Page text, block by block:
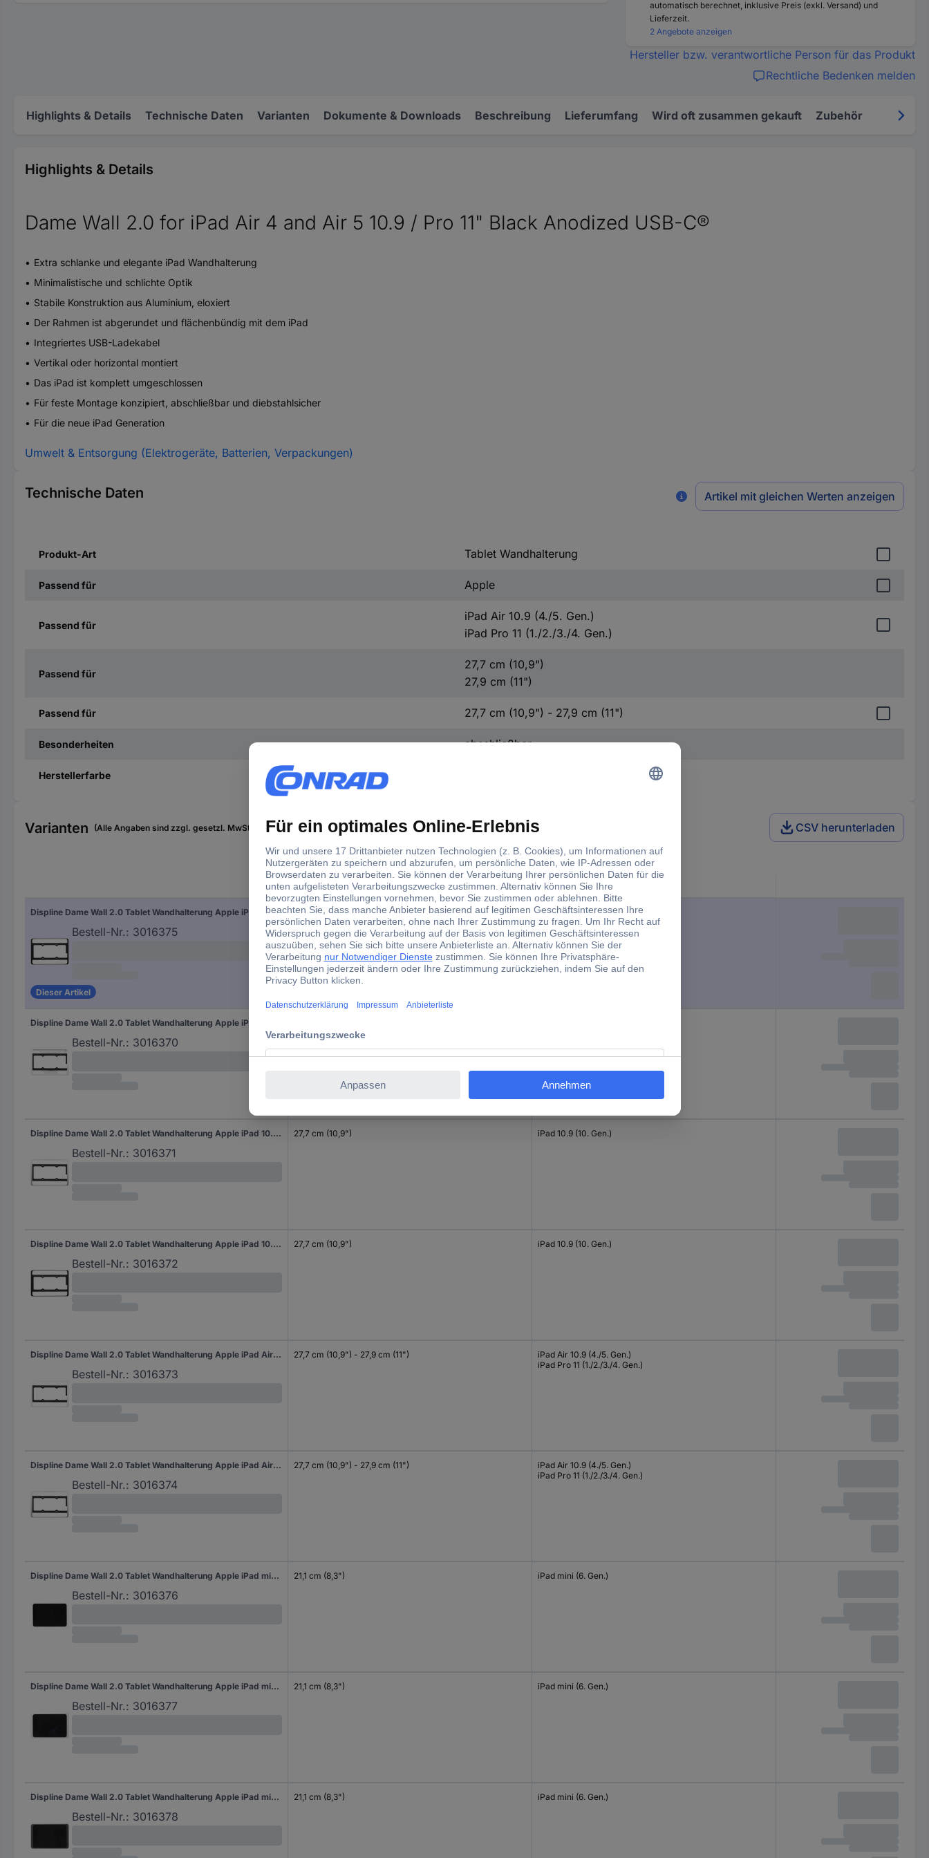
automatisch berechnet, inklusive Preis (exkl. Versand) und
Lieferzeit.
2 Angebote anzeigen
Hersteller bzw. verantwortliche Person für das Produkt
Rechtliche Bedenken melden
Highlights & Details Technische Daten Varianten Dokumente & Downloads Beschreibung Lieferumfang Wird oft zusammen gekauft Zubehör
Highlights & Details
Dame Wall 2.0 for iPad Air 4 and Air 5 10.9 / Pro 11" Black Anodized USB-C®
Extra schlanke und elegante iPad Wandhalterung
Minimalistische und schlichte Optik
Stabile Konstruktion aus Aluminium, eloxiert
Der Rahmen ist abgerundet und flächenbündig mit dem iPad
Integriertes USB-Ladekabel
Vertikal oder horizontal montiert
Das iPad ist komplett umgeschlossen
Für feste Montage konzipiert, abschließbar und diebstahlsicher
Für die neue iPad Generation
Umwelt & Entsorgung (Elektrogeräte, Batterien, Verpackungen)
Technische Daten Artikel mit gleichen Werten anzeigen
Produkt-Art Tablet Wandhalterung
Passend für Apple
Passend für
iPad Air 10.9 (4./5. Gen.)
iPad Pro 11 (1./2./3./4. Gen.)
Passend für
27,7 cm (10,9")
27,9 cm (11")
Passend für 27,7 cm (10,9") - 27,9 cm (11")
Besonderheiten abschließbar
Herstellerfarbe
Varianten (Alle Angaben sind zzgl. gesetzl. MwSt., zzgl. Versand) CSV herunterladen
Passend für Passend für
Displine Dame Wall 2.0 Tablet Wandhalterung Apple iPad Air 10.9 (4./5. Gen.), iPad Pro 11 (1./2./3./4. Gen.) 27,7 cm (10,9") - 27,9 cm (11")
Bestell-Nr.: 3016375
Dieser Artikel
27,7 cm (10,9") - 27,9 cm (11")
iPad Air 10.9 (4./5. Gen.)
iPad Pro 11 (1./2./3./4. Gen.)
Bestell-Nr.: 3016370
Displine Dame Wall 2.0 Tablet Wandhalterung Apple iPad 10.9 (10. Gen.) 27,7 cm (10,9")
Bestell-Nr.: 3016371
27,7 cm (10,9") iPad 10.9 (10. Gen.)
Displine Dame Wall 2.0 Tablet Wandhalterung Apple iPad 10.9 (10. Gen.) 27,7 cm (10,9")
Bestell-Nr.: 3016372
27,7 cm (10,9") iPad 10.9 (10. Gen.)
Displine Dame Wall 2.0 Tablet Wandhalterung Apple iPad Air 10.9 (4./5. Gen.), iPad Pro 11 (1./2./3./4. Gen.) 27,7 cm (10,9") - 27,9 cm (11")
Bestell-Nr.: 3016373
27,7 cm (10,9") - 27,9 cm (11")
iPad Air 10.9 (4./5. Gen.)
iPad Pro 11 (1./2./3./4. Gen.)
Displine Dame Wall 2.0 Tablet Wandhalterung Apple iPad Air 10.9 (4./5. Gen.), iPad Pro 11 (1./2./3./4. Gen.) 27,7 cm (10,9") - 27,9 cm (11")
Bestell-Nr.: 3016374
27,7 cm (10,9") - 27,9 cm (11")
iPad Air 10.9 (4./5. Gen.)
iPad Pro 11 (1./2./3./4. Gen.)
Displine Dame Wall 2.0 Tablet Wandhalterung Apple iPad mini (6. Gen.) 21,1 cm (8,3")
Bestell-Nr.: 3016376
21,1 cm (8,3") iPad mini (6. Gen.)
Displine Dame Wall 2.0 Tablet Wandhalterung Apple iPad mini (6. Gen.) 21,1 cm (8,3")
Bestell-Nr.: 3016377
21,1 cm (8,3") iPad mini (6. Gen.)
Displine Dame Wall 2.0 Tablet Wandhalterung Apple iPad mini (6. Gen.) 21,1 cm (8,3")
Bestell-Nr.: 3016378
21,1 cm (8,3") iPad mini (6. Gen.)